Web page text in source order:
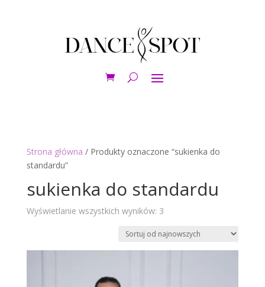
Strona główna / Produkty oznaczone “sukienka do
standardu”
sukienka do standardu
Wyświetlanie wszystkich wyników: 3Posortowane
najnowszych